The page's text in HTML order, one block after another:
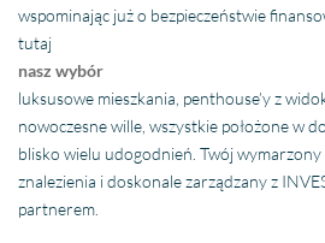
wspominając już o bezpieczeństwie
tutaj
nasz wybór
luksusowe mieszkania, penthouse’y z
nowoczesne wille, wszystkie położone w
blisko wielu udogodnień. Twój wymarzony
znalezienia i doskonale zarządzany z
partnerem.